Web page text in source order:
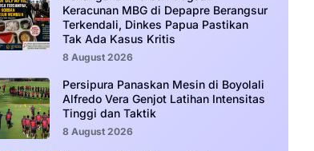
Keracunan MBG di Depapre Berangsur
Terkendali, Dinkes Papua Pastikan
Tak Ada Kasus Kritis
8 August 2026
Persipura Panaskan Mesin di Boyolali
Alfredo Vera Genjot Latihan Intensitas
Tinggi dan Taktik
8 August 2026